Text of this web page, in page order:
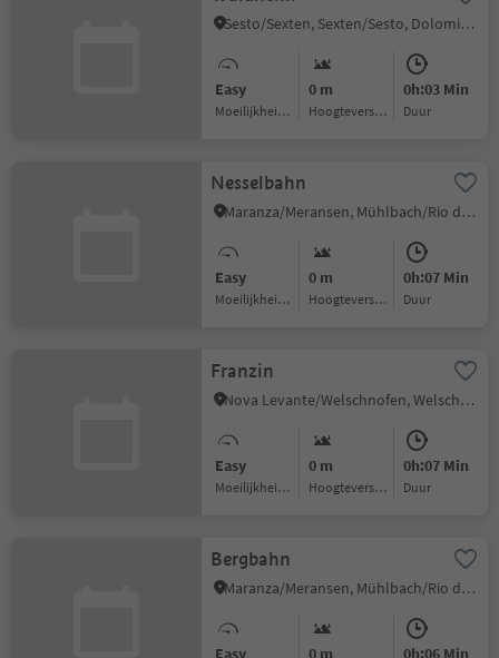
Sesto/Sexten, Sexten/Sesto, Dolomites Region 3 Zinnen
Easy
Moeilijkheidsgraad
0 m
Hoogteverschil
0h:03 Min
Duur
Nesselbahn
Maranza/Meransen, Mühlbach/Rio di Pusteria, Brixen/Bressanone and environs
Easy
Moeilijkheidsgraad
0 m
Hoogteverschil
0h:07 Min
Duur
Franzin
Nova Levante/Welschnofen, Welschnofen/Nova Levante, Dolomites Region Eggental
Easy
Moeilijkheidsgraad
0 m
Hoogteverschil
0h:07 Min
Duur
Bergbahn
Maranza/Meransen, Mühlbach/Rio di Pusteria, Brixen/Bressanone and environs
Easy 0 m 0h:06 Min